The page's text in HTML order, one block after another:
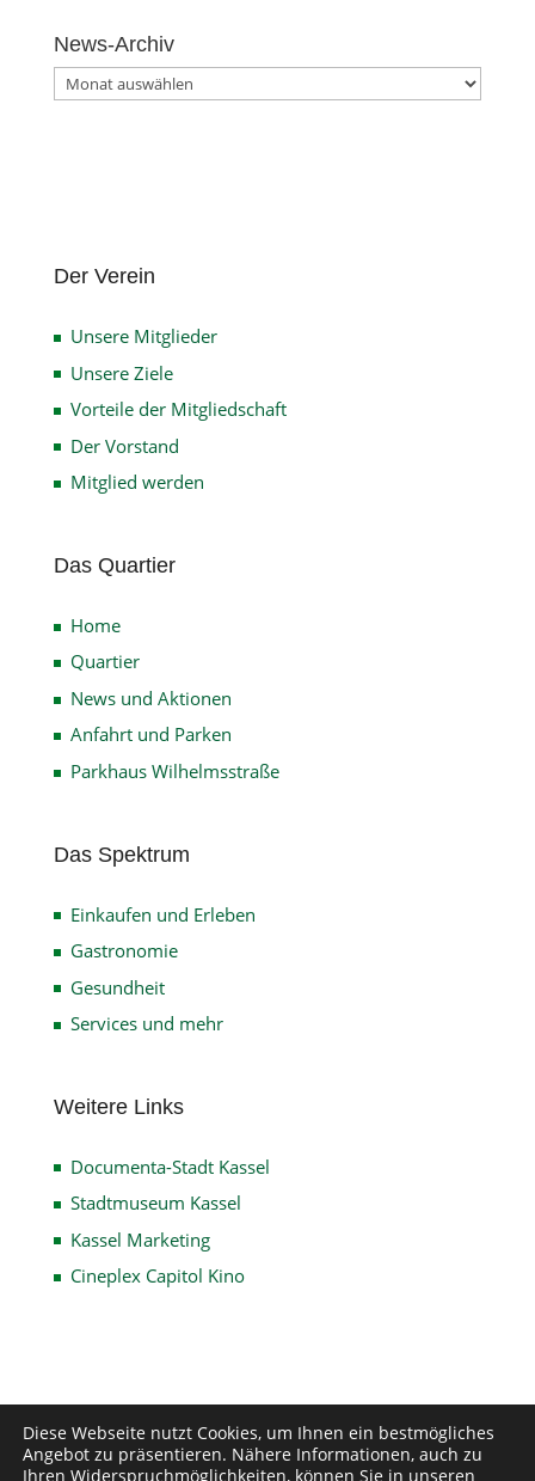
News-Archiv
News-
Archiv
Der Verein
Unsere Mitglieder
Unsere Ziele
Vorteile der Mitgliedschaft
Der Vorstand
Mitglied werden
Das Quartier
Home
Quartier
News und Aktionen
Anfahrt und Parken
Parkhaus Wilhelmsstraße
Das Spektrum
Einkaufen und Erleben
Gastronomie
Gesundheit
Services und mehr
Weitere Links
Documenta-Stadt Kassel
Stadtmuseum Kassel
Kassel Marketing
Cineplex Capitol Kino
Impressum Datenschutz
Disclaimer
Kontakt
Diese Webseite nutzt Cookies, um Ihnen ein bestmögliches
Angebot zu präsentieren. Nähere Informationen, auch zu
Ihren Widerspruchmöglichkeiten, können Sie in unseren